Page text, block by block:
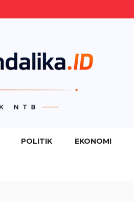
POLITIK EKONOMI